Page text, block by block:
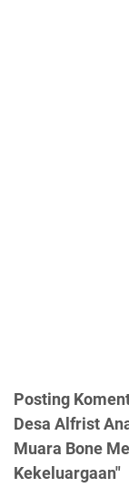
Posting
Desa Alfrist
Muara Bone
Kekeluargaan"